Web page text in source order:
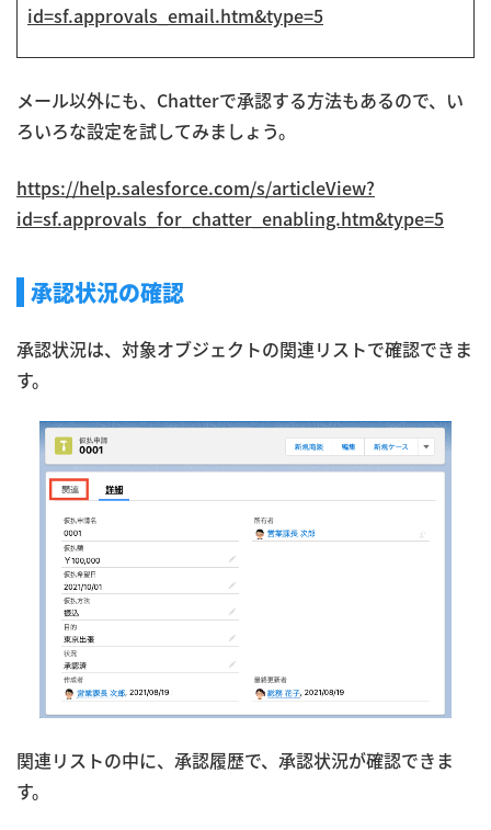
id=sf.approvals_email.htm&type=5
メール以外にも、Chatterで承認する方法もあるので、い
ろいろな設定を試してみましょう。
https://help.salesforce.com/s/articleView?
id=sf.approvals_for_chatter_enabling.htm&type=5
承認状況の確認
承認状況は、対象オブジェクトの関連リストで確認できま
す。
関連リストの中に、承認履歴で、承認状況が確認できま
す。